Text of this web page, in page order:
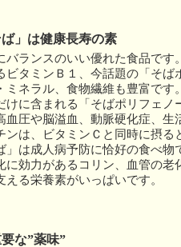
ば」は健康長寿の素
バランスのいい優れた食品です
ビタミンＢ１、今話題の「そば
ミネラル、食物繊維も豊富です
けに含まれる「そばポリフェノ
血圧や脳溢血、動脈硬化症、生
ンは、ビタミンＣと同時に摂る
」は成人病予防に恰好の食べ物
に効力があるコリン、血管の老
る栄養素がいっぱいです。
な”薬味”